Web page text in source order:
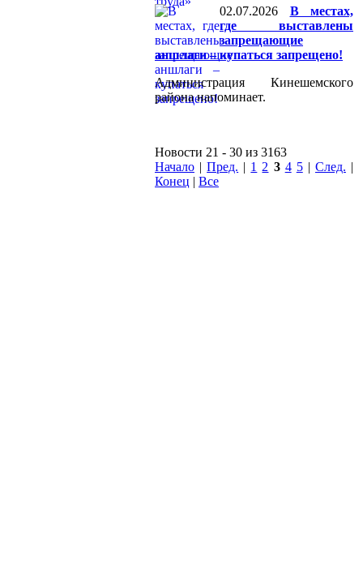
02.07.2026
В местах,
где выставлены
запрещающие
аншлаги – купаться запрещено!
Администрация Кинешемского
района напоминает.
Новости 21 - 30 из 3163
Начало |Пред. | 1 2 3 4 5| След. |
Конец | Все